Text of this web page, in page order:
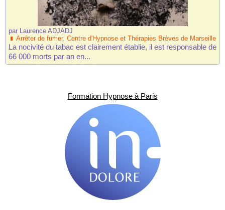
par Laurence ADJADJ
Arrêter de fumer. Centre d'Hypnose et Thérapies Brèves de Marseille
La nocivité du tabac est clairement établie, il est responsable de
66 000 morts par an en...
Formation Hypnose à Paris